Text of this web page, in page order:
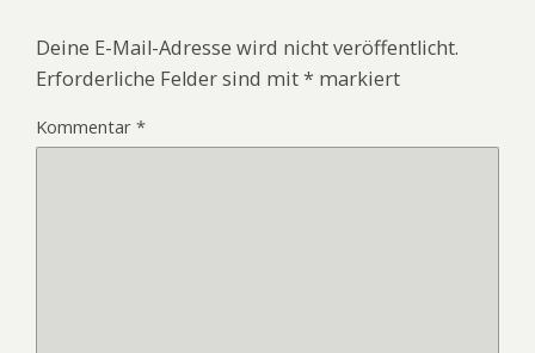
Deine E-Mail-Adresse wird nicht veröffentlicht.
Erforderliche Felder sind mit* markiert
Kommentar *